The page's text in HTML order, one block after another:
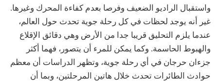
واستقبال الراديو الضعيف وفرصا بعدم كفاءة المحرك وغيرها.
غير أنه يوجد لحظات في كل رحلة جوية تحدث حول العالم،
عندما يلزم التحليق قريبا جدا من الأرض وهي دقائق الإقلاع
والهبوط الحاسمة. وكما يمكن للمرء أن يتصور، فهما أكثر
جزءان حرجان في أي رحلة جوية، وتظهر الدراسات أن معظم
حوادث الطائرات تحدث خلال هاتين المرحلتين، وبما أن